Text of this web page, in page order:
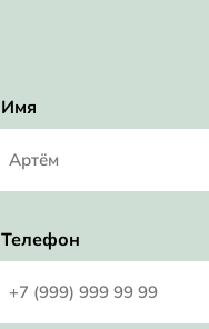
Имя
Телефон